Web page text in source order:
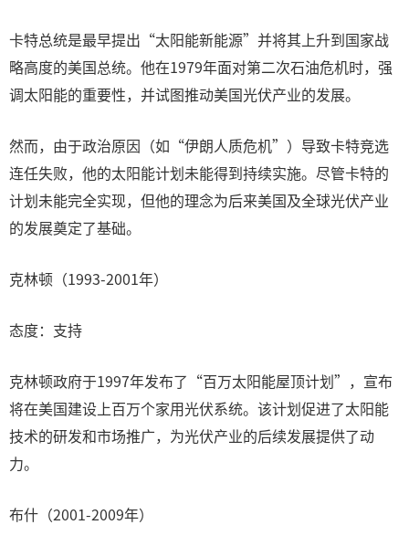
卡特总统是最早提出“太阳能新能源”并将其上升到国家战
略高度的美国总统。他在1979年面对第二次石油危机时，强
调太阳能的重要性，并试图推动美国光伏产业的发展。
然而，由于政治原因（如“伊朗人质危机”）导致卡特竞选
连任失败，他的太阳能计划未能得到持续实施。尽管卡特的
计划未能完全实现，但他的理念为后来美国及全球光伏产业
的发展奠定了基础。
克林顿（1993-2001年）
态度：支持
克林顿政府于1997年发布了“百万太阳能屋顶计划”，宣布
将在美国建设上百万个家用光伏系统。该计划促进了太阳能
技术的研发和市场推广，为光伏产业的后续发展提供了动
力。
布什（2001-2009年）